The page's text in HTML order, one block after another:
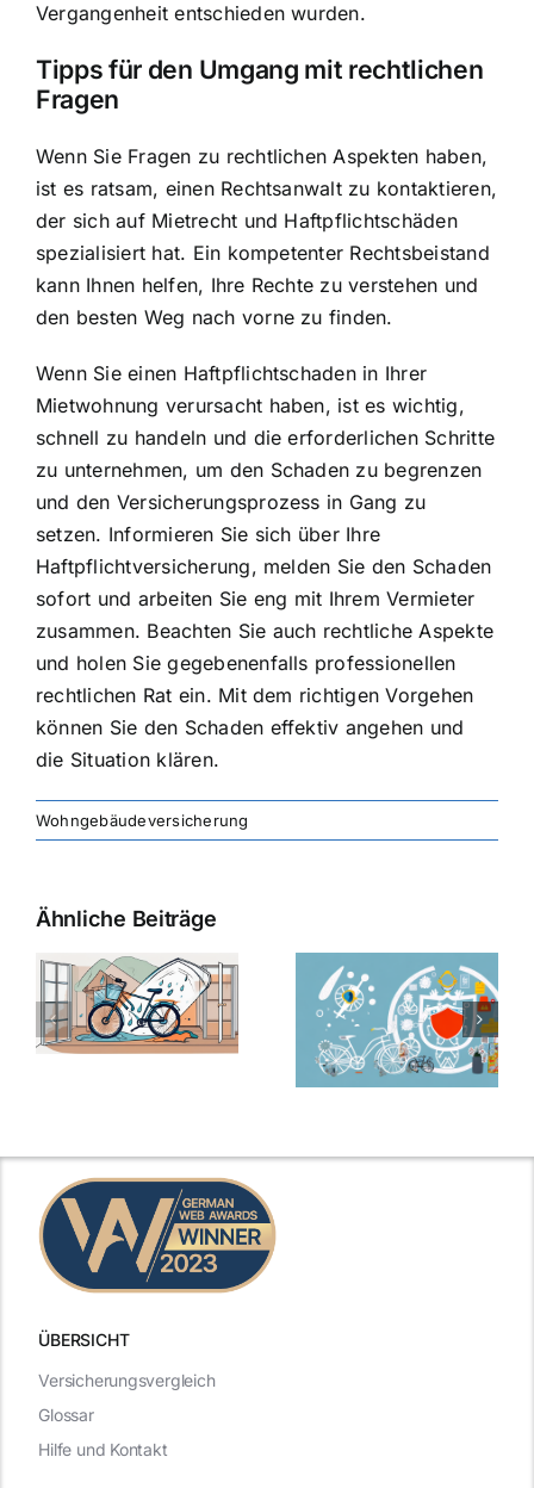
Vergangenheit entschieden wurden.
Tipps für den Umgang mit rechtlichen
Fragen
Wenn Sie Fragen zu rechtlichen Aspekten haben,
ist es ratsam, einen Rechtsanwalt zu kontaktieren,
der sich auf Mietrecht und Haftpflichtschäden
spezialisiert hat. Ein kompetenter Rechtsbeistand
kann Ihnen helfen, Ihre Rechte zu verstehen und
den besten Weg nach vorne zu finden.
Wenn Sie einen Haftpflichtschaden in Ihrer
Mietwohnung verursacht haben, ist es wichtig,
schnell zu handeln und die erforderlichen Schritte
zu unternehmen, um den Schaden zu begrenzen
und den Versicherungsprozess in Gang zu
setzen. Informieren Sie sich über Ihre
Haftpflichtversicherung, melden Sie den Schaden
sofort und arbeiten Sie eng mit Ihrem Vermieter
zusammen. Beachten Sie auch rechtliche Aspekte
und holen Sie gegebenenfalls professionellen
rechtlichen Rat ein. Mit dem richtigen Vorgehen
können Sie den Schaden effektiv angehen und
die Situation klären.
Wohngebäudeversicherung
Ähnliche Beiträge
ÜBERSICHT
Versicherungsvergleich
Glossar
Hilfe und Kontakt